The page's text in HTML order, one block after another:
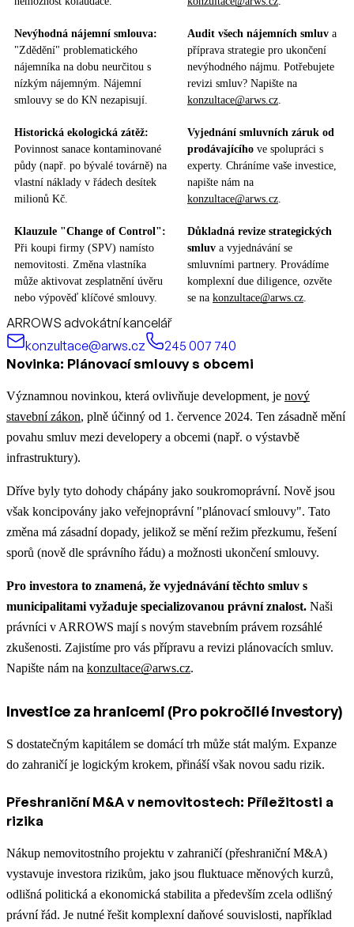
Nevýhodná nájemní smlouva:
"Zdědění" problematického
nájemníka na dobu neurčitou s
nízkým nájemným. Nájemní
smlouvy se do KN nezapisují.
Audit všech nájemních smluv a
příprava strategie pro ukončení
nevýhodného nájmu. Potřebujete
revizi smluv? Napište na
konzultace@arws.cz
Historická ekologická zátěž:
Povinnost sanace kontaminované
půdy (např. po bývalé továrně) na
vlastní náklady v řádech desítek
milionů Kč.
Vyjednání smluvních záruk od
prodávajícího ve spolupráci s
experty. Chráníme vaše investice,
napište nám na
konzultace@arws.cz
Klauzule "Change of Control":
Při koupi firmy (SPV) namísto
nemovitosti. Změna vlastníka
může aktivovat zesplatnění úvěru
nebo výpověď klíčové smlouvy.
Důkladná revize strategických
smluv a vyjednávání se
smluvními partnery. Provádíme
komplexní due diligence, ozvěte
se na konzultace@arws.cz
ARROWS advokátní kancelář
konzultace@arws.cz
245 007 740
Novinka: Plánovací smlouvy s obcemi
Významnou novinkou, která ovlivňuje development, je nový
stavební zákon, plně účinný od 1. července 2024. Ten zásadně mění
povahu smluv mezi developery a obcemi (např. o výstavbě
infrastruktury).
Dříve byly tyto dohody chápány jako soukromoprávní. Nově jsou
však koncipovány jako veřejnoprávní "plánovací smlouvy". Tato
změna má zásadní dopady, jelikož se mění režim přezkumu, řešení
sporů (nově dle správního řádu) a možnosti ukončení smlouvy.
Pro investora to znamená, že vyjednávání těchto smluv s
municipalitami vyžaduje specializovanou právní znalost. Naši
právníci v ARROWS mají s novým stavebním právem rozsáhlé
zkušenosti. Zajistíme pro vás přípravu a revizi plánovacích smluv.
Napište nám na konzultace@arws.cz.
Investice za hranicemi (Pro pokročilé investory)
S dostatečným kapitálem se domácí trh může stát malým. Expanze
do zahraničí je logickým krokem, přináší však novou sadu rizik.
Přeshraniční M&A v nemovitostech: Příležitosti a
rizika
Nákup nemovitostního projektu v zahraničí (přeshraniční M&A)
vystavuje investora rizikům, jako jsou fluktuace měnových kurzů,
odlišná politická a ekonomická stabilita a především zcela odlišný
právní řád. Je nutné řešit komplexní daňové souvislosti, například